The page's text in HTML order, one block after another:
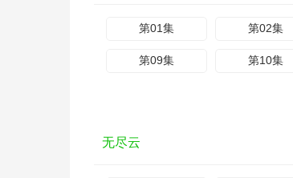
第01集 第02集
第09集 第10集
无尽云